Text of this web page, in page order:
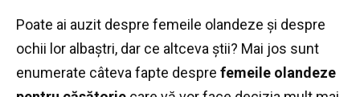
Poate ai auzit despre femeile olandeze și despre
ochii lor albaștri, dar ce altceva știi? Mai jos sunt
enumerate câteva fapte despre femeile olandeze